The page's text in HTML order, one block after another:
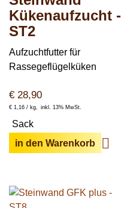
Einstreu
Wildschweine
Enten & Gänse
Rassegeflügel
Katzen
SOLAN-VET
Rohstoffe &
Hygieneprodukte
Einstreu
Siliermittel
Werbeartikel
Kükenaufzucht -
ST2
Aufzuchtfutter für
Rassegeflügelküken
€ 28,90
€ 1,16 / kg inkl. 13% MwSt.
Sack
in den Warenkorb